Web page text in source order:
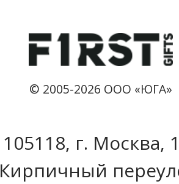
© 2005-2026 ООО «ЮГА»
105118, г. Москва,
Кирпичный